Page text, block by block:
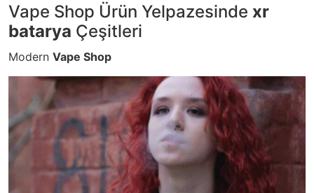
Vape Shop Ürün Yelpazesinde xr
batarya Çeşitleri
Modern Vape Shop